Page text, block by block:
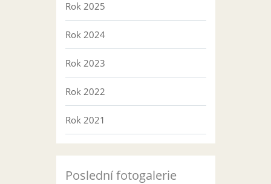
Rok 2025
Rok 2024
Rok 2023
Rok 2022
Rok 2021
Poslední fotogalerie